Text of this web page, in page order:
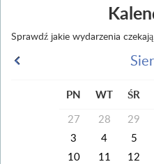
Sprawdź jakie wydarzenia
PN WT ŚR
27 28 29
3
4 5
10
11 12